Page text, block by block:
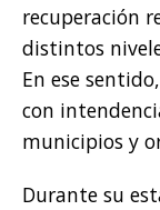
recuperación
distintos
En ese
con
municipios y
Durante su